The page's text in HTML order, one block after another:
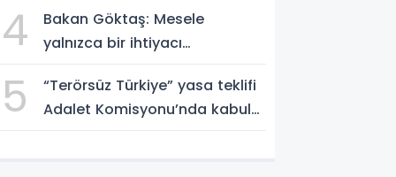
4
Bakan Göktaş: Mesele
yalnızca bir ihtiyacı
güçlenmesi
5
“Terörsüz Türkiye” yasa teklifi
Adalet Komisyonu’nda kabul